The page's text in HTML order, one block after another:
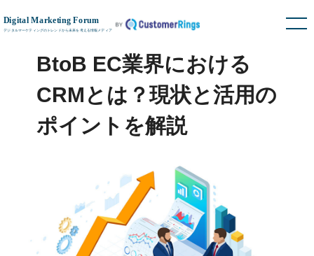
BtoB EC業界における
CRMとは？現状と活用の
ポイントを解説